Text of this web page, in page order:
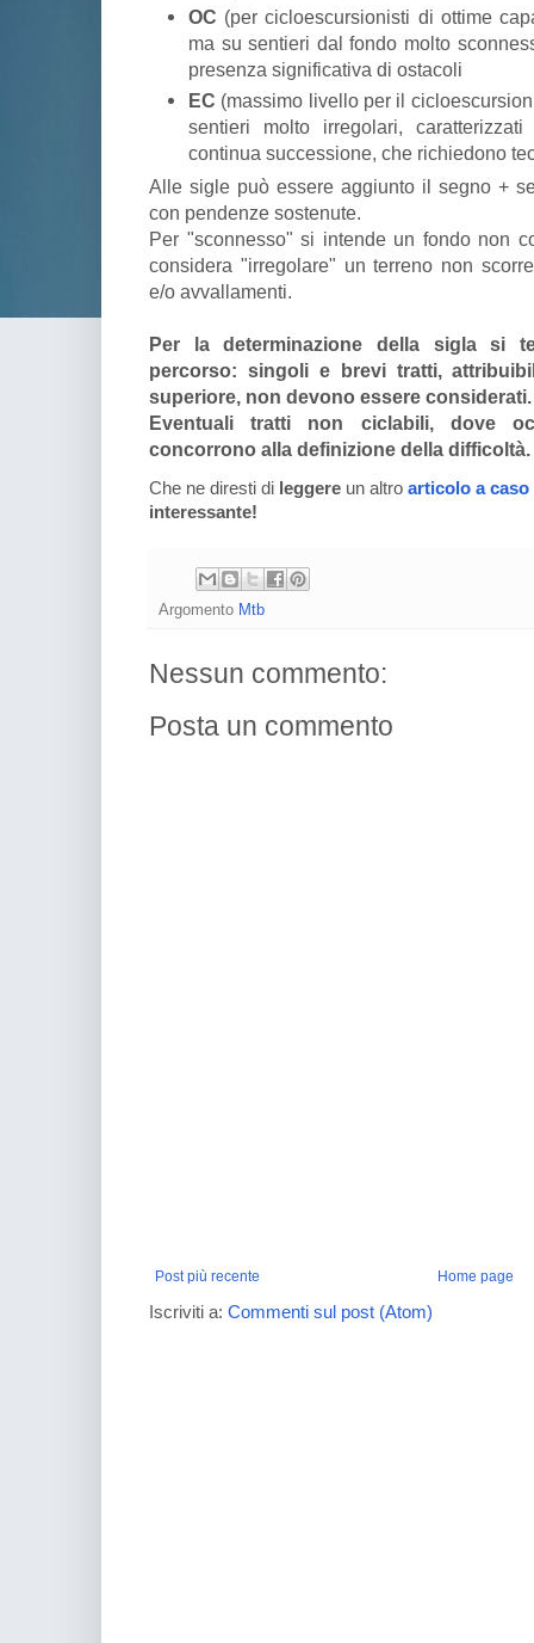
OC (per cicloescursionisti di ottime
ma su sentieri dal fondo molto
presenza significativa di ostacoli
EC (massimo livello per il
sentieri molto irregolari,
continua successione, che richiedono
Alle sigle può essere aggiunto il segno +
con pendenze sostenute.
Per "sconnesso" si intende un fondo non
considera "irregolare" un terreno non
e/o avvallamenti.
Per la determinazione della sigla si
percorso: singoli e brevi tratti,
superiore, non devono essere considerati.
Eventuali tratti non ciclabili, dove
concorrono alla definizione della difficoltà.
Che ne diresti di leggere un altro articolo a caso
interessante!
Argomento Mtb
Nessun commento:
Posta un commento
Post più recente Home page
Iscriviti a: Commenti sul post (Atom)